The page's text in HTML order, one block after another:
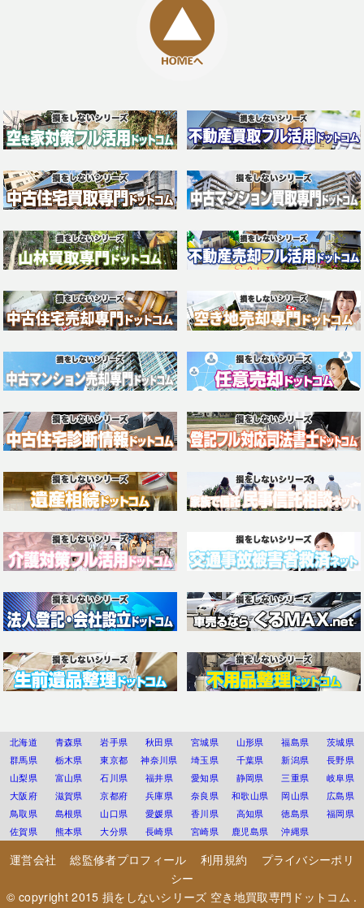
北海道 青森県 岩手県 秋田県 宮城県 山形県 福島県
茨城県
群馬県
栃木県 東京都 神奈川県 埼玉県 千葉県 新潟県
長野県
山梨県
富山県 石川県 福井県 愛知県 静岡県 三重県
岐阜県
大阪府
滋賀県 京都府 兵庫県 奈良県 和歌山県 岡山県
広島県
鳥取県
島根県 山口県 愛媛県 香川県 高知県 徳島県
福岡県
佐賀県
熊本県 大分県 長崎県 宮崎県 鹿児島県 沖縄県
運営会社 総監修者プロフィール 利用規約
プライバシーポリ
シー
© copyright 2015 損をしないシリーズ 空き地買取専門ドットコム .